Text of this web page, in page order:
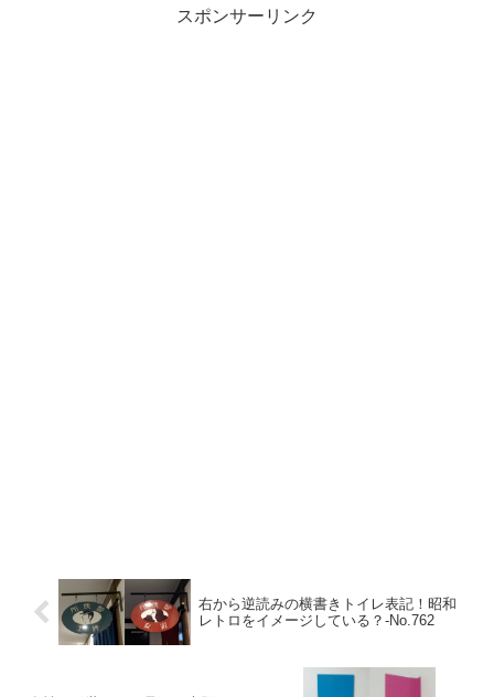
スポンサーリンク
右から逆読みの横書きトイレ表記！昭和
レトロをイメージしている？‐No.762